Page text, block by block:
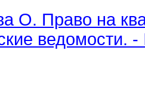
О. Право на
ведомости.